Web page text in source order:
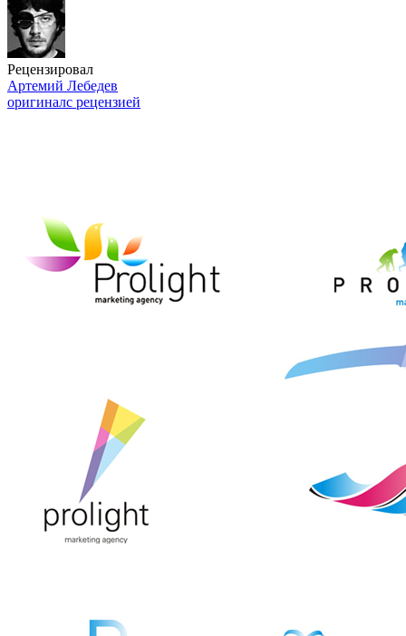
Рецензировал
Артемий Лебедев
оригиналс рецензией